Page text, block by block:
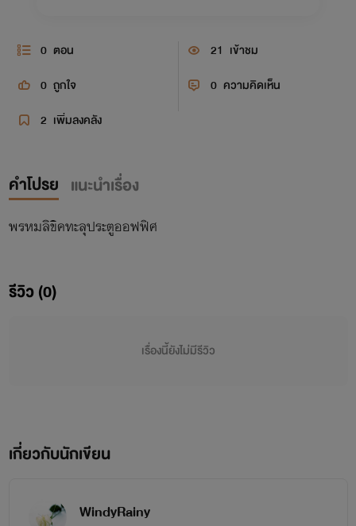
0 ตอน 21 เข้าชม
0 ถูกใจ 0 ความคิดเห็น
2 เพิ่มลงคลัง
คำโปรย แนะนำเรื่อง
พรหมลิขิคทะลุประตูออฟฟิศ
รีวิว (0)
เรื่องนี้ยังไม่มีรีวิว
เกี่ยวกับนักเขียน
WindyRainy